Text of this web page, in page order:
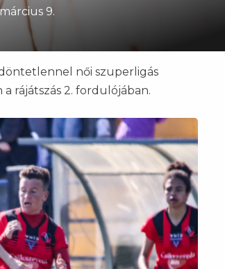
9.
női szuperligás
rájátszás 2. fordulójában.